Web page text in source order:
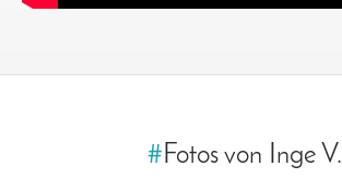
#Fotos von Inge V.